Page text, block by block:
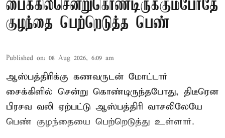
பைக்கில்சென்றுகொண்டிருக்கும்போதே
குழந்தை பெற்றெடுத்த பெண்
Published on: 08 Aug 2026, 6:09 am
ஆஸ்பத்திரிக்கு கணவருடன் மோட்டார்
சைக்கிளில் சென்று கொண்டிருந்தபோது, திடீரென
பிரசவ வலி ஏற்பட்டு ஆஸ்பத்திரி வாசலிலேயே
பெண் குழந்தையை பெற்றெடுத்து உள்ளார்.